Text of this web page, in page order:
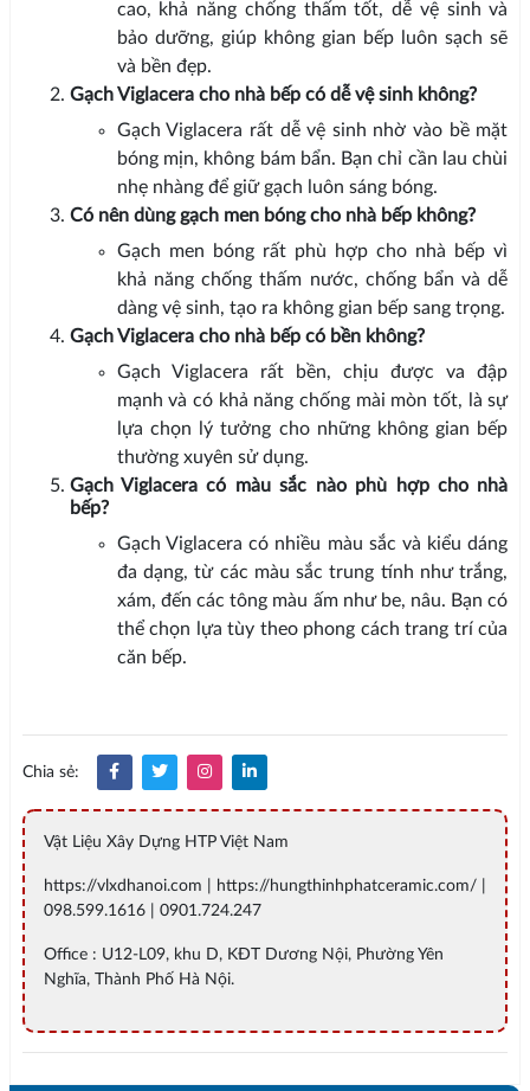
cao, khả năng chống thấm tốt, dễ vệ sinh và
bảo dưỡng, giúp không gian bếp luôn sạch sẽ
và bền đẹp.
Gạch Viglacera cho nhà bếp có dễ vệ sinh không?
Gạch Viglacera rất dễ vệ sinh nhờ vào bề mặt
bóng mịn, không bám bẩn. Bạn chỉ cần lau chùi
nhẹ nhàng để giữ gạch luôn sáng bóng.
Có nên dùng gạch men bóng cho nhà bếp không?
Gạch men bóng rất phù hợp cho nhà bếp vì
khả năng chống thấm nước, chống bẩn và dễ
dàng vệ sinh, tạo ra không gian bếp sang trọng.
Gạch Viglacera cho nhà bếp có bền không?
Gạch Viglacera rất bền, chịu được va đập
mạnh và có khả năng chống mài mòn tốt, là sự
lựa chọn lý tưởng cho những không gian bếp
thường xuyên sử dụng.
Gạch Viglacera có màu sắc nào phù hợp cho nhà
bếp?
Gạch Viglacera có nhiều màu sắc và kiểu dáng
đa dạng, từ các màu sắc trung tính như trắng,
xám, đến các tông màu ấm như be, nâu. Bạn có
thể chọn lựa tùy theo phong cách trang trí của
căn bếp.
Chia sẻ:
Vật Liệu Xây Dựng HTP Việt Nam
https://vlxdhanoi.com | https://hungthinhphatceramic.com/ |
098.599.1616 | 0901.724.247
Office : U12-L09, khu D, KĐT Dương Nội, Phường Yên
Nghĩa, Thành Phố Hà Nội.